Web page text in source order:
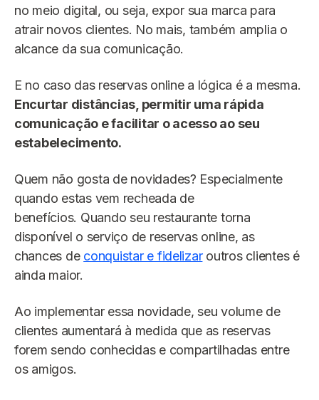
no meio digital, ou seja, expor sua marca para
atrair novos clientes. No mais, também amplia o
alcance da sua comunicação.
E no caso das reservas online a lógica é a mesma.
Encurtar distâncias, permitir uma rápida
comunicação e facilitar o acesso ao seu
estabelecimento.
Quem não gosta de novidades? Especialmente
quando estas vem recheada de
benefícios. Quando seu restaurante torna
disponível o serviço de reservas online, as
chances de conquistar e fidelizaroutros clientes é
ainda maior.
Ao implementar essa novidade, seu volume de
clientes aumentará à medida que as reservas
forem sendo conhecidas e compartilhadas entre
os amigos.